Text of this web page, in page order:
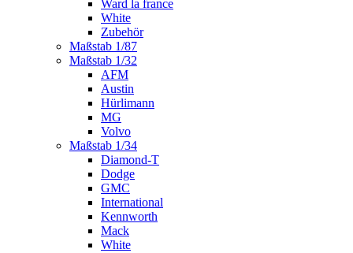
Ward la france
White
Zubehör
Maßstab 1/87
Maßstab 1/32
AFM
Austin
Hürlimann
MG
Volvo
Maßstab 1/34
Diamond-T
Dodge
GMC
International
Kennworth
Mack
White